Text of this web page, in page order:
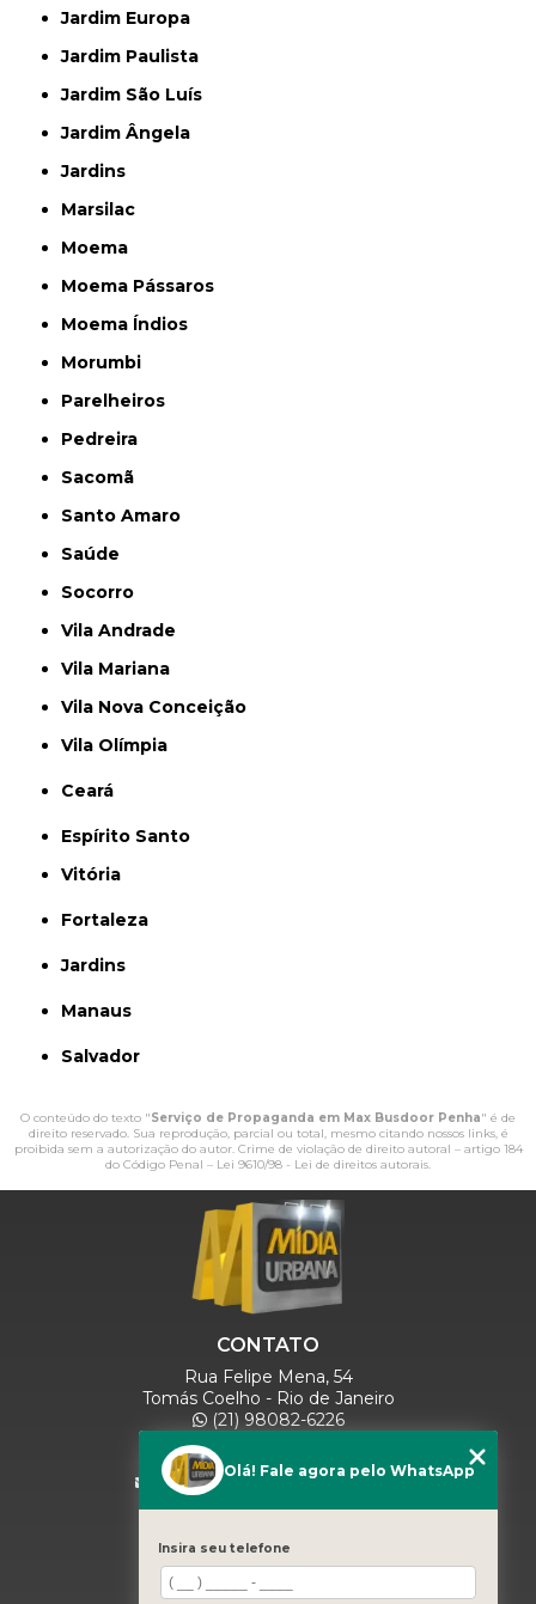
Jardim Europa
Jardim Paulista
Jardim São Luís
Jardim Ângela
Jardins
Marsilac
Moema
Moema Pássaros
Moema Índios
Morumbi
Parelheiros
Pedreira
Sacomã
Santo Amaro
Saúde
Socorro
Vila Andrade
Vila Mariana
Vila Nova Conceição
Vila Olímpia
Ceará
Espírito Santo
Vitória
Fortaleza
Jardins
Manaus
Salvador
O conteúdo do texto "Serviço de Propaganda em Max Busdoor Penha" é de
direito reservado. Sua reprodução, parcial ou total, mesmo citando nossos links, é
proibida sem a autorização do autor. Crime de violação de direito autoral – artigo 184
do Código Penal – Lei 9610/98 - Lei de direitos autorais.
CONTATO
Rua Felipe Mena, 54
Tomás Coelho - Rio de Janeiro
(21) 98082-6226
(21) 97280-9600
(11) 93071-5918
comercialmidiaurbana@gmail.com
Olá! Fale agora pelo WhatsApp
Insira seu telefone